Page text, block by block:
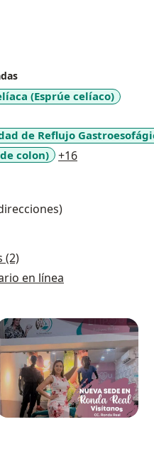
(Esprúe celíaco)
de Reflujo
colon)
+16
(2)
en línea